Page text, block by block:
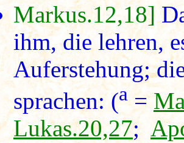
Markus.12,18]
ihm, die lehren,
Auferstehung;
sprachen: (a=
Lukas.20,27;